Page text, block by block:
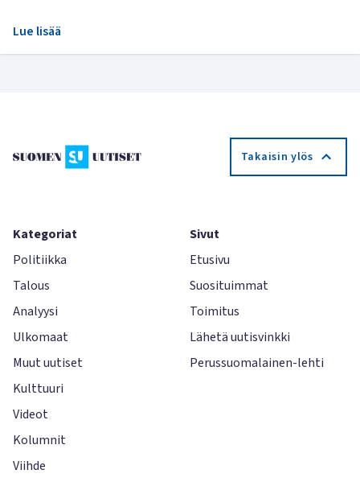
Lue lisää
Takaisin ylös
Kategoriat
Politiikka
Talous
Analyysi
Ulkomaat
Muut uutiset
Kulttuuri
Videot
Kolumnit
Viihde
Sivut
Etusivu
Suosituimmat
Toimitus
Lähetä uutisvinkki
Perussuomalainen-lehti